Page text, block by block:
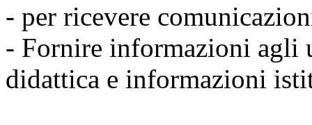
- per ricevere
- Fornire informazioni agli
didattica e informazioni